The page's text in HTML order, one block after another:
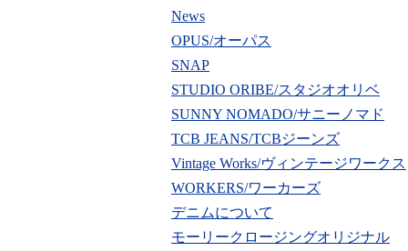
News
OPUS/オーパス
SNAP
STUDIO ORIBE/スタジオオリベ
SUNNY NOMADO/サニーノマド
TCB JEANS/TCBジーンズ
Vintage Works/ヴィンテージワークス
WORKERS/ワーカーズ
デニムについて
モーリークロージングオリジナル